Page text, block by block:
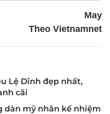
May
Theo Vietnamnet
Lệ Dĩnh đẹp nhất,
cãi
dàn mỹ nhân kế nhiệm